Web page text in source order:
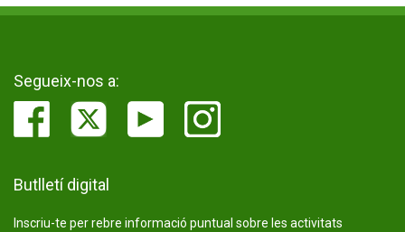
Segueix-nos a:
Butlletí digital
Inscriu-te per rebre informació puntual sobre les activitats